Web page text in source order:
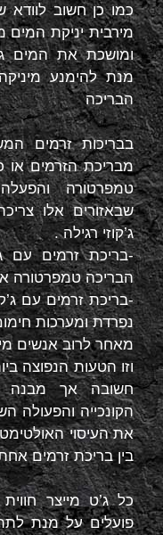
כמו כן חשוב
מירבית יניקת
ומושכת את המים
מנת להימנע
הבריכה
בבריכות זרמים
מבריכת הזרמים או
טמפרטורה
שבאזורים אלו
ג’קוזי רגילה .
-בריכת זרמים עם
הבריכה טמפרטורה
-בריכת זרמים עם
נפרדת ומערכות
מאחר לרוב אנשים
וזו הטעות הנפוצה
חשובה אך מבנה
הקונכייה והפעולה
את העיסוי
בין בריכת זרמים
כל ג’ט מייצר
פועלים על מנת